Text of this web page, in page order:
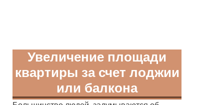
Увеличение площади
квартиры за счет лоджии
или балкона